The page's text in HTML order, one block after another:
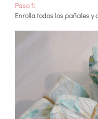
Paso 1:
Enrolla todos los pañales